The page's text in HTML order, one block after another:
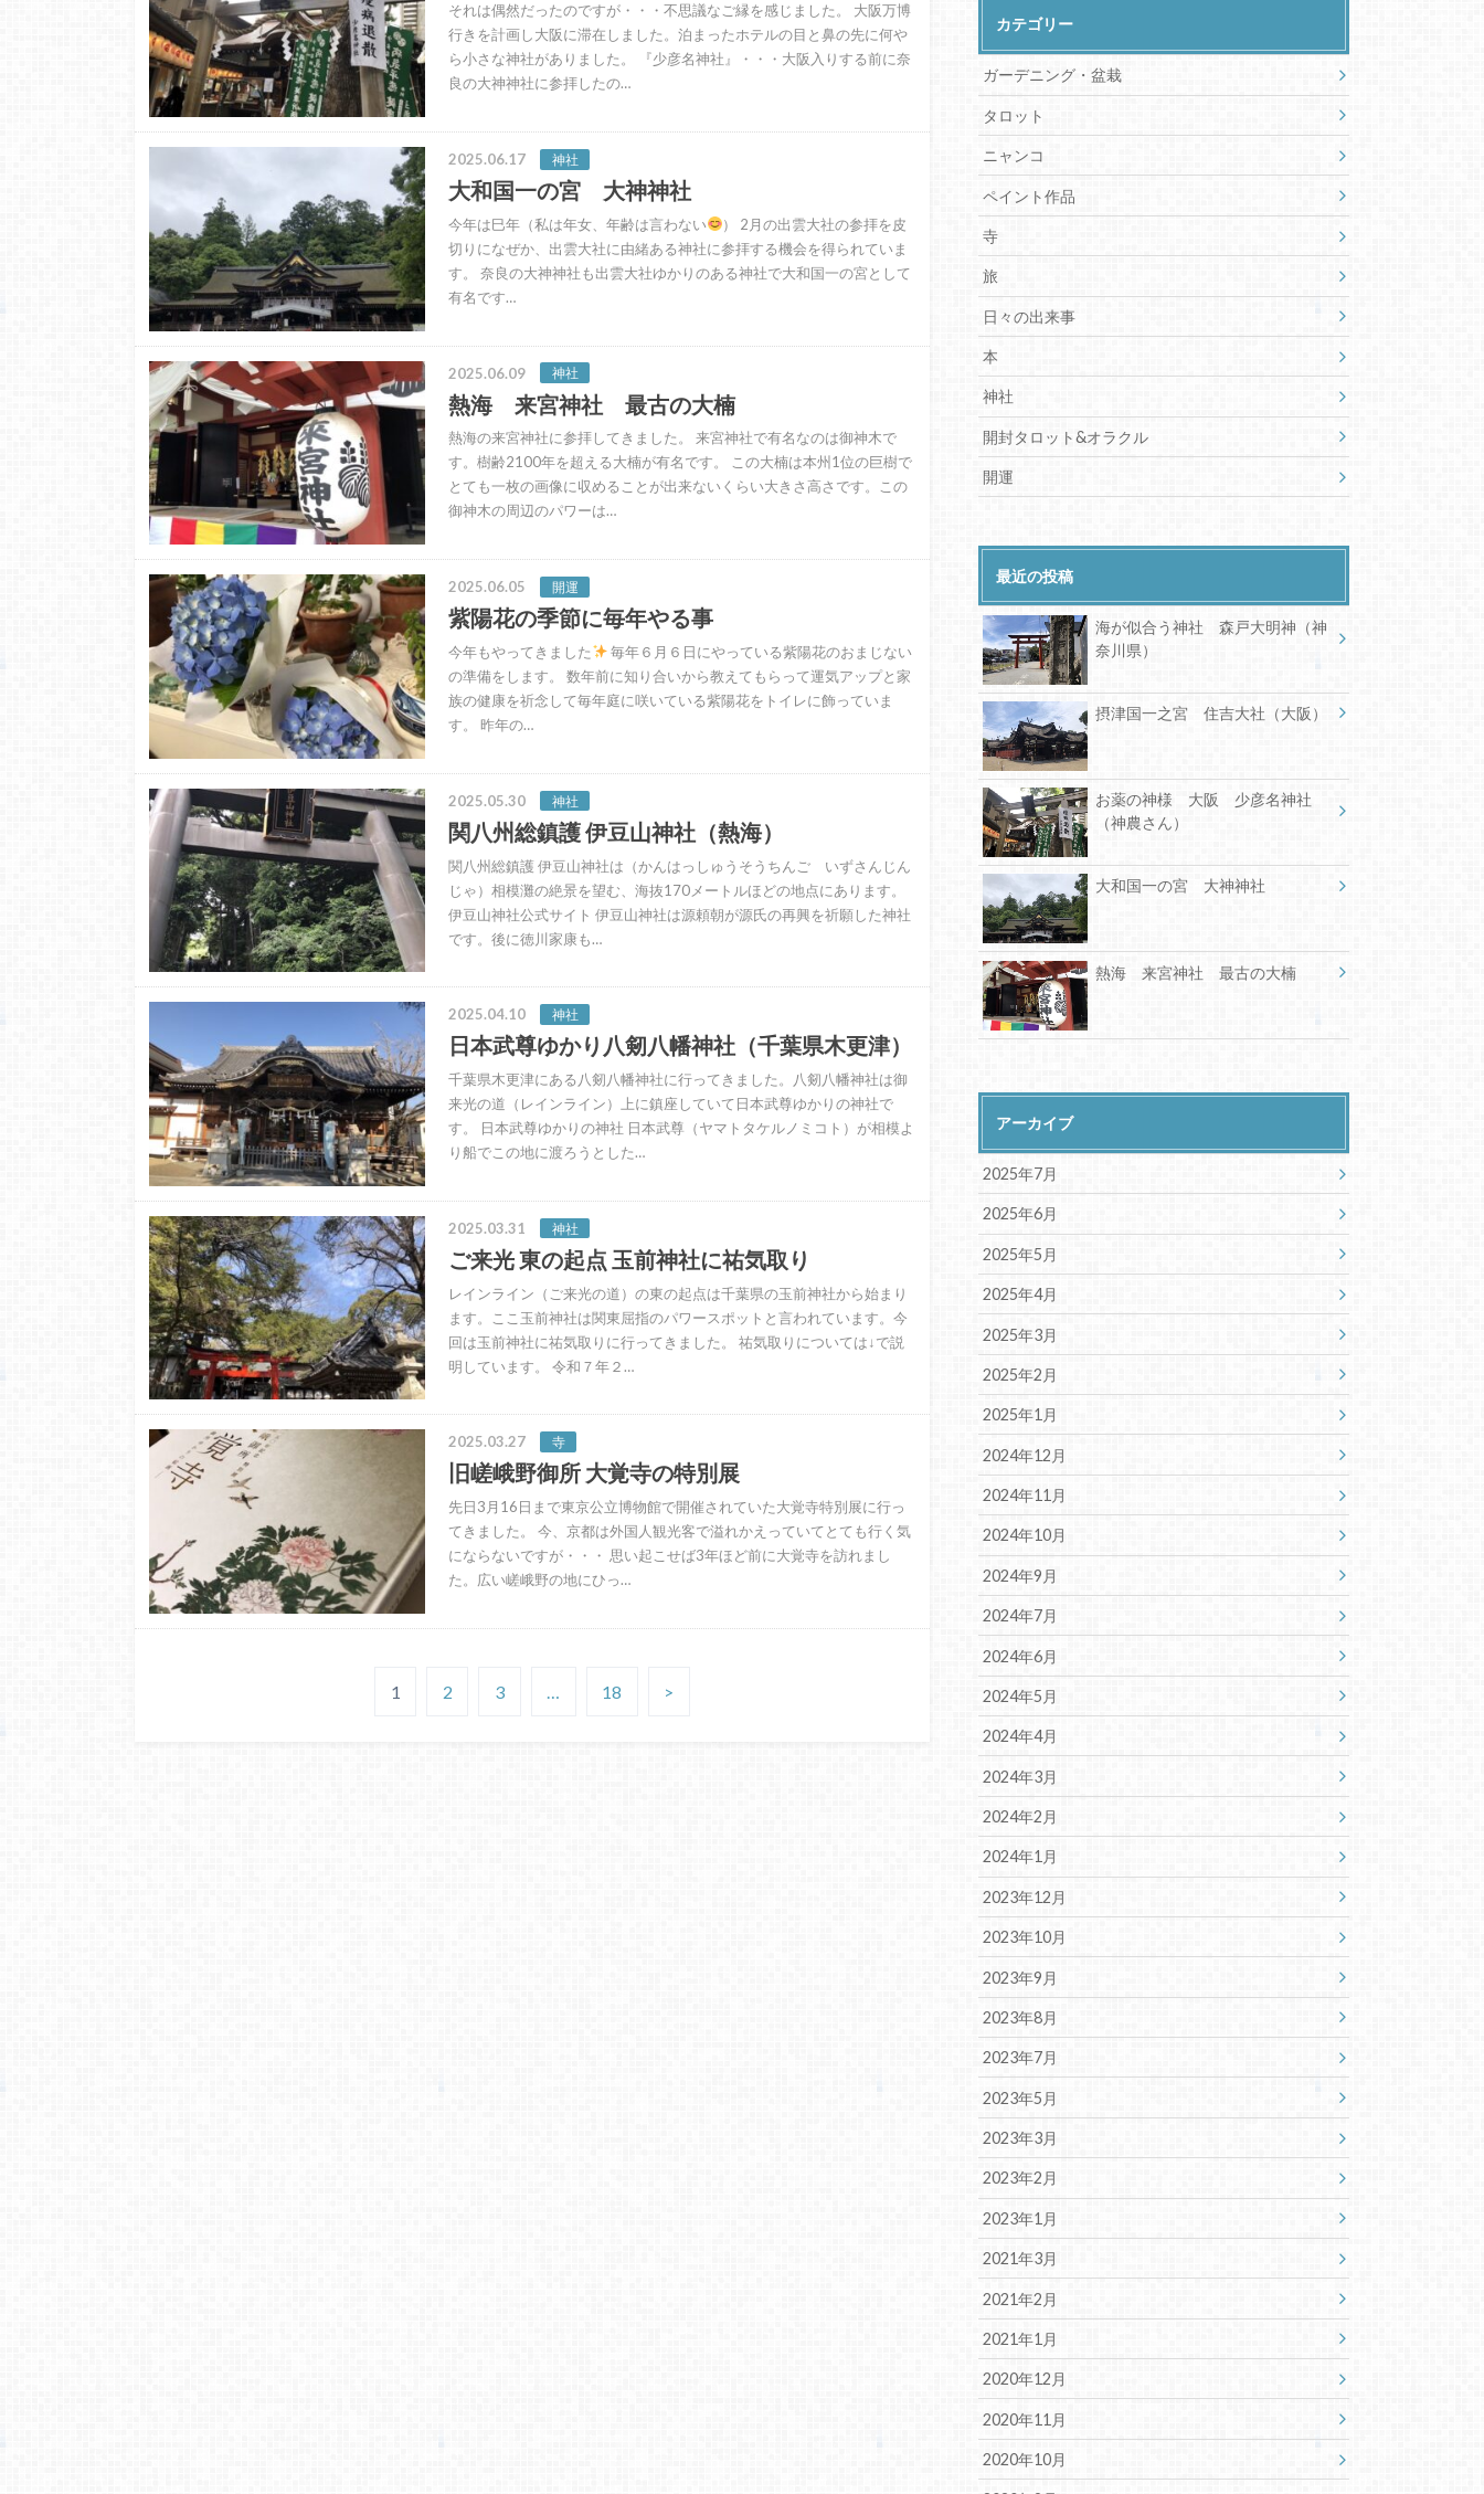
それは偶然だったのですが・・・不思議なご縁を感じました。 大阪万博
行きを計画し大阪に滞在しました。泊まったホテルの目と鼻の先に何や
ら小さな神社がありました。 『少彦名神社』・・・大阪入りする前に奈
良の大神神社に参拝したの…
2025.06.17 神社
大和国一の宮 大神神社
今年は巳年（私は年女、年齢は言わない
） 2月の出雲大社の参拝を皮
切りになぜか、出雲大社に由緒ある神社に参拝する機会を得られていま
す。 奈良の大神神社も出雲大社ゆかりのある神社で大和国一の宮として
有名です…
2025.06.09 神社
熱海 来宮神社 最古の大楠
熱海の来宮神社に参拝してきました。 来宮神社で有名なのは御神木で
す。樹齢2100年を超える大楠が有名です。 この大楠は本州1位の巨樹で
とても一枚の画像に収めることが出来ないくらい大きさ高さです。この
御神木の周辺のパワーは…
2025.06.05 開運
紫陽花の季節に毎年やる事
今年もやってきました
毎年６月６日にやっている紫陽花のおまじない
の準備をします。 数年前に知り合いから教えてもらって運気アップと家
族の健康を祈念して毎年庭に咲いている紫陽花をトイレに飾っていま
す。 昨年の…
2025.05.30 神社
関八州総鎮護 伊豆山神社（熱海）
関八州総鎮護 伊豆山神社は（かんはっしゅうそうちんご いずさんじん
じゃ）相模灘の絶景を望む、海抜170メートルほどの地点にあります。
伊豆山神社公式サイト 伊豆山神社は源頼朝が源氏の再興を祈願した神社
です。後に徳川家康も…
2025.04.10 神社
日本武尊ゆかり八剱八幡神社（千葉県木更津）
千葉県木更津にある八剱八幡神社に行ってきました。八剱八幡神社は御
来光の道（レインライン）上に鎮座していて日本武尊ゆかりの神社で
す。 日本武尊ゆかりの神社 日本武尊（ヤマトタケルノミコト）が相模よ
り船でこの地に渡ろうとした…
2025.03.31 神社
ご来光 東の起点 玉前神社に祐気取り
レインライン（ご来光の道）の東の起点は千葉県の玉前神社から始まり
ます。ここ玉前神社は関東屈指のパワースポットと言われています。今
回は玉前神社に祐気取りに行ってきました。 祐気取りについては↓で説
明しています。 令和７年２…
2025.03.27 寺
旧嵯峨野御所 大覚寺の特別展
先日3月16日まで東京公立博物館で開催されていた大覚寺特別展に行っ
てきました。 今、京都は外国人観光客で溢れかえっていてとても行く気
にならないですが・・・ 思い起こせば3年ほど前に大覚寺を訪れまし
た。広い嵯峨野の地にひっ…
1 2 3 … 18 >
カテゴリー
ガーデニング・盆栽
タロット
ニャンコ
ペイント作品
寺
旅
日々の出来事
本
神社
開封タロット&オラクル
開運
最近の投稿
海が似合う神社 森戸大明神（神
奈川県）
摂津国一之宮 住吉大社（大阪）
お薬の神様 大阪 少彦名神社
（神農さん）
大和国一の宮 大神神社
熱海 来宮神社 最古の大楠
アーカイブ
2025年7月
2025年6月
2025年5月
2025年4月
2025年3月
2025年2月
2025年1月
2024年12月
2024年11月
2024年10月
2024年9月
2024年7月
2024年6月
2024年5月
2024年4月
2024年3月
2024年2月
2024年1月
2023年12月
2023年10月
2023年9月
2023年8月
2023年7月
2023年5月
2023年3月
2023年2月
2023年1月
2021年3月
2021年2月
2021年1月
2020年12月
2020年11月
2020年10月